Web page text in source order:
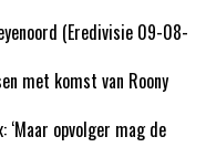
(Eredivisie 09-08-
met komst van Roony
opvolger mag de